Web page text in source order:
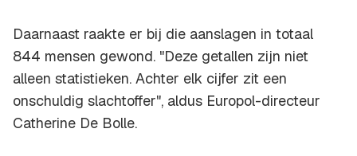
Daarnaast raakte er bij die aanslagen in totaal
844 mensen gewond. "Deze getallen zijn niet
alleen statistieken. Achter elk cijfer zit een
onschuldig slachtoffer", aldus Europol-directeur
Catherine De Bolle.